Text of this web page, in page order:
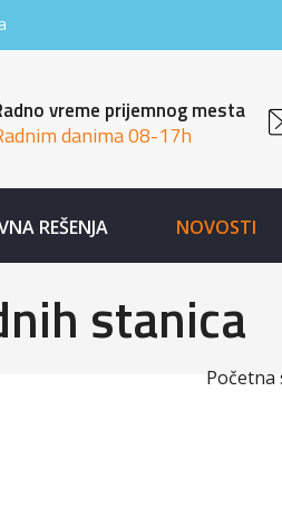
vreme prijemnog mesta
danima 08-17h
REŠENJA NOVOSTI
stanica
Početna